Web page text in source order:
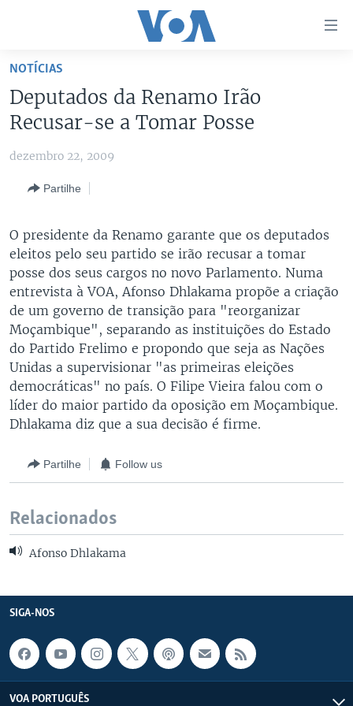
Acesso
para
artigo
para
Pesquisa
ANGOLA
GUINÉ-BISSAU
BRASIL
DOSSIERS ESPECIAIS
DESPORTO
AFRICA AGORA
VÍDEOS
VOA 60 CLIMA
VOA60 MUNDO
PASSADEIRA VERMELHA
ÁUDIO
SIGA-NOS
Línguas
NOTÍCIAS
Deputados da Renamo Irão
Recusar-se a Tomar Posse
dezembro 22, 2009
Partilhe
O presidente da Renamo garante que os deputados
eleitos pelo seu partido se irão recusar a tomar
posse dos seus cargos no novo Parlamento. Numa
entrevista à VOA, Afonso Dhlakama propõe a criação
de um governo de transição para "reorganizar
Moçambique", separando as instituições do Estado
do Partido Frelimo e propondo que seja as Nações
Unidas a supervisionar "as primeiras eleições
democráticas" no país. O Filipe Vieira falou com o
líder do maior partido da oposição em Moçambique.
Dhlakama diz que a sua decisão é firme.
Partilhe Follow us
Relacionados
Afonso Dhlakama
SIGA-NOS
VOA PORTUGUÊS